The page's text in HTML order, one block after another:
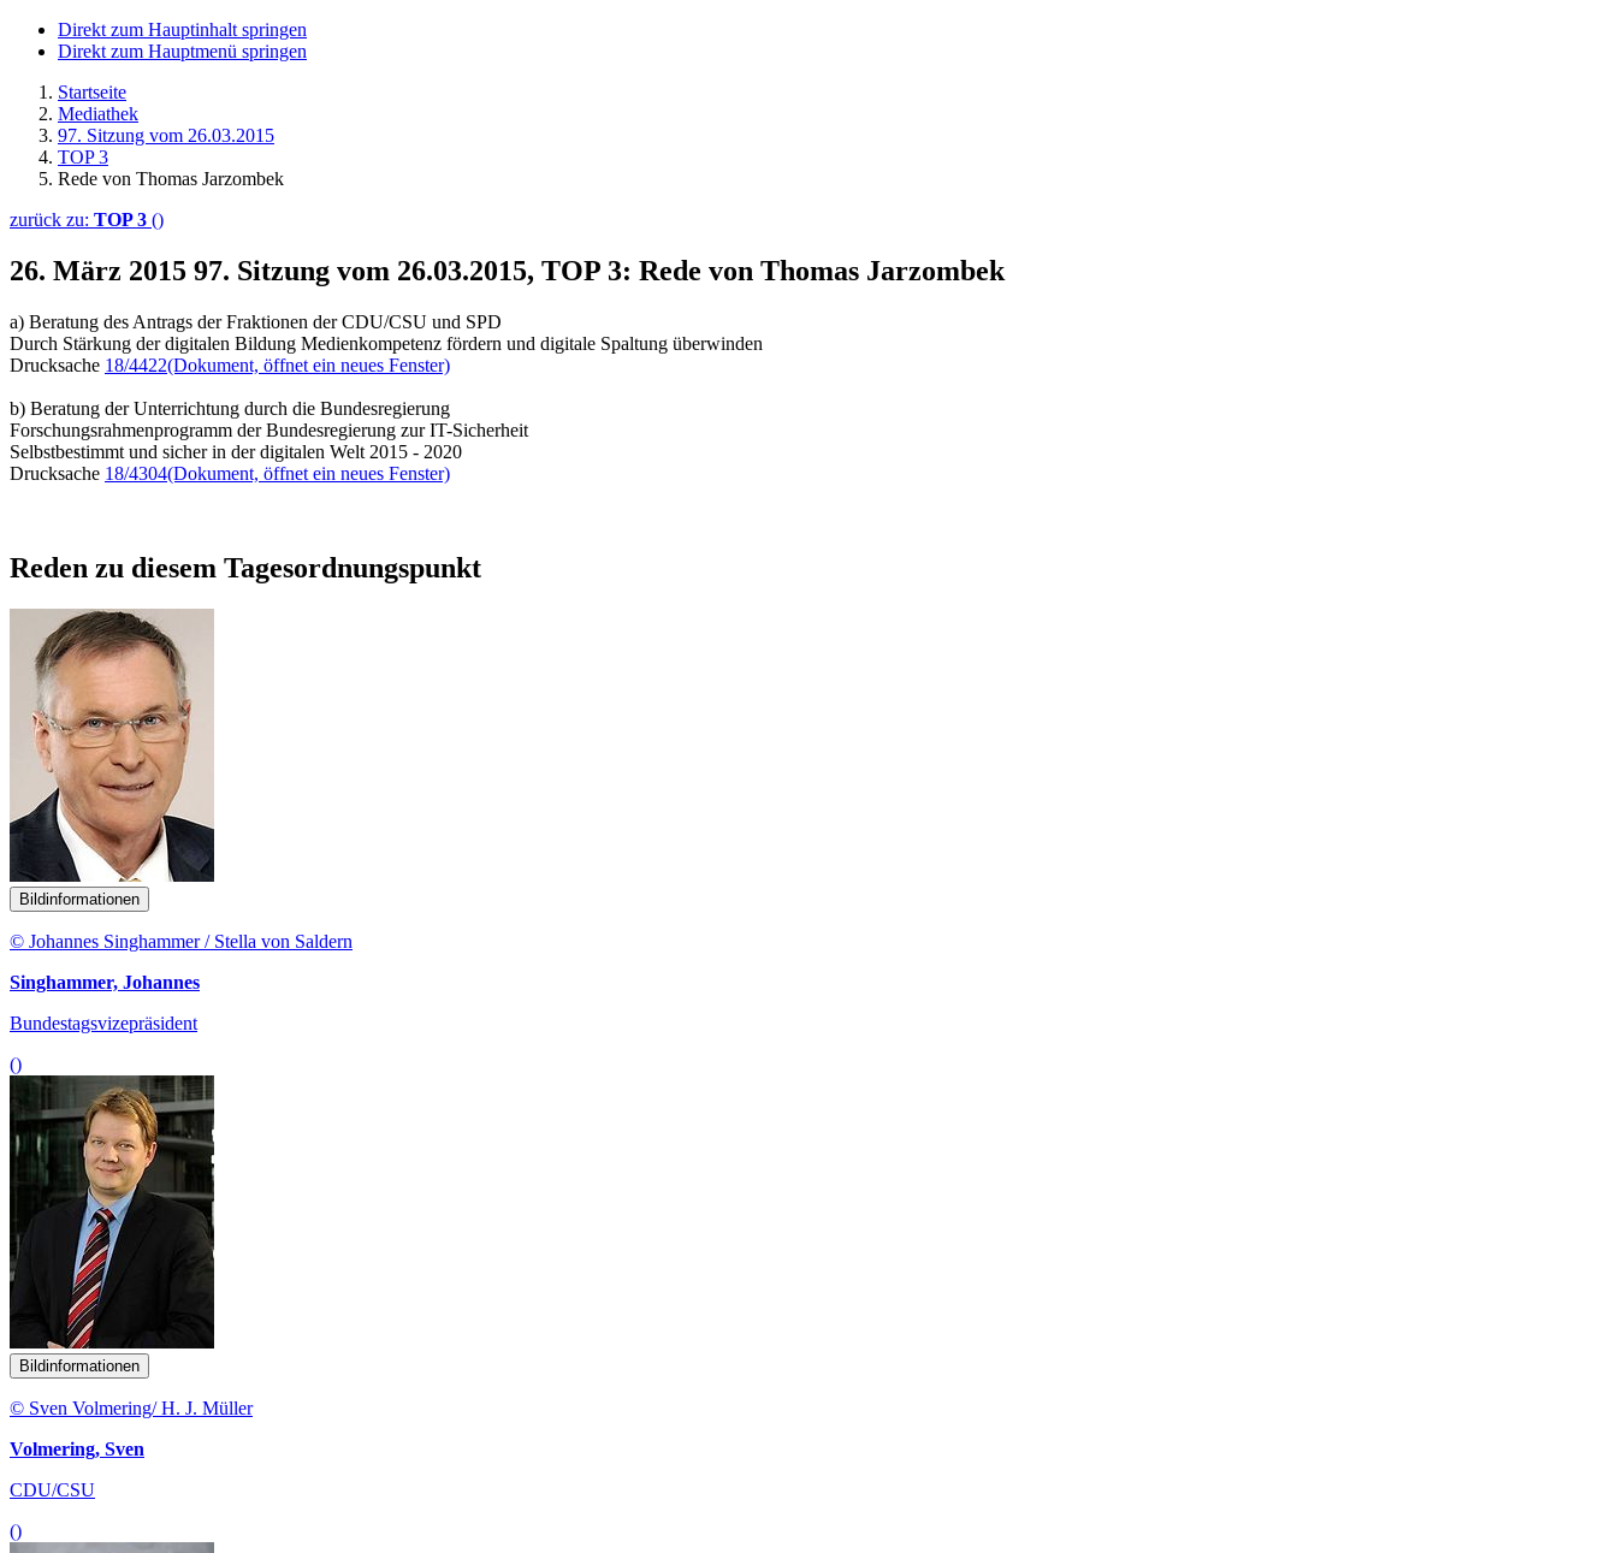
Direkt zum Hauptinhalt springen
Direkt zum Hauptmenü springen
Startseite
Mediathek
97. Sitzung vom 26.03.2015
TOP 3
Rede von Thomas Jarzombek
zurück zu: TOP 3 ()
26. März 2015 97. Sitzung vom 26.03.2015, TOP 3: Rede von Thomas Jarzombek
a) Beratung des Antrags der Fraktionen der CDU/CSU und SPD
Durch Stärkung der digitalen Bildung Medienkompetenz fördern und digitale Spaltung überwinden
Drucksache 18/4422(Dokument, öffnet ein neues Fenster)
b) Beratung der Unterrichtung durch die Bundesregierung
Forschungsrahmenprogramm der Bundesregierung zur IT-Sicherheit
Selbstbestimmt und sicher in der digitalen Welt 2015 - 2020
Drucksache 18/4304(Dokument, öffnet ein neues Fenster)
Reden zu diesem Tagesordnungspunkt
Bildinformationen
© Johannes Singhammer / Stella von Saldern
Singhammer, Johannes
Bundestagsvizepräsident
()
Bildinformationen
© Sven Volmering/ H. J. Müller
Volmering, Sven
CDU/CSU
()